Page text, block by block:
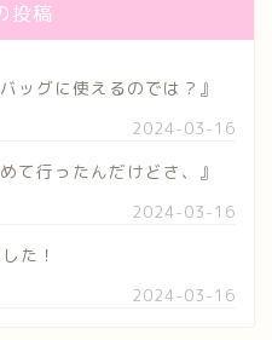
投稿
ッグに使えるのでは？』
2024-03-16
て行ったんだけどさ、』
2024-03-16
た！
2024-03-16